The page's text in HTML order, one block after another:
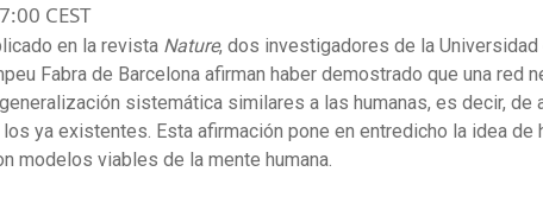
CEST
en la revista Nature, dos investigadores de la Universidad
Fabra de Barcelona afirman haber demostrado que una red
sistemática similares a las humanas, es decir, de
ya existentes. Esta afirmación pone en entredicho la idea de
modelos viables de la mente humana.